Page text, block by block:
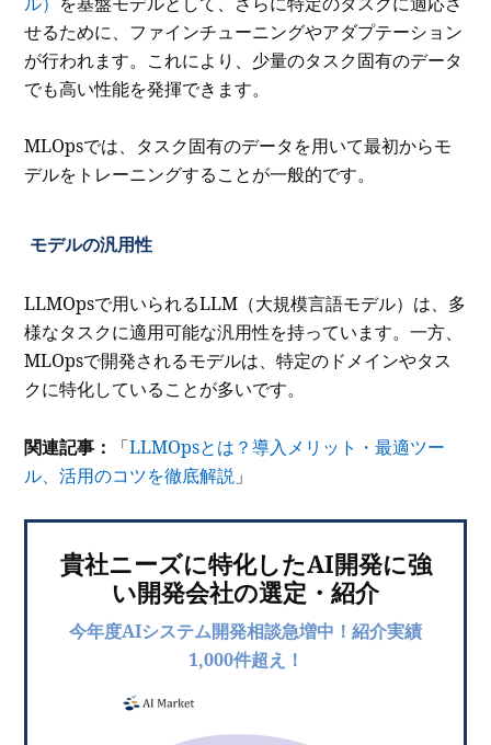
せるために、ファインチューニングやアダプテーション
が行われます。これにより、少量のタスク固有のデータ
でも高い性能を発揮できます。
MLOpsでは、タスク固有のデータを用いて最初からモ
デルをトレーニングすることが一般的です。
モデルの汎用性
LLMOpsで用いられるLLM（大規模言語モデル）は、多
様なタスクに適用可能な汎用性を持っています。一方、
MLOpsで開発されるモデルは、特定のドメインやタス
クに特化していることが多いです。
関連記事： 「LLMOpsとは？導入メリット・最適ツー
ル、活用のコツを徹底解説 」
貴社ニーズに特化したAI開発に強
い開発会社の選定・紹介
今年度AIシステム開発相談急増中！紹介実績
1,000件超え！